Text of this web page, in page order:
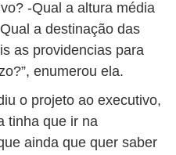
-Qual a altura média
a destinação das
as providencias para
enumerou ela.
o projeto ao executivo,
tinha que ir na
ainda que quer saber